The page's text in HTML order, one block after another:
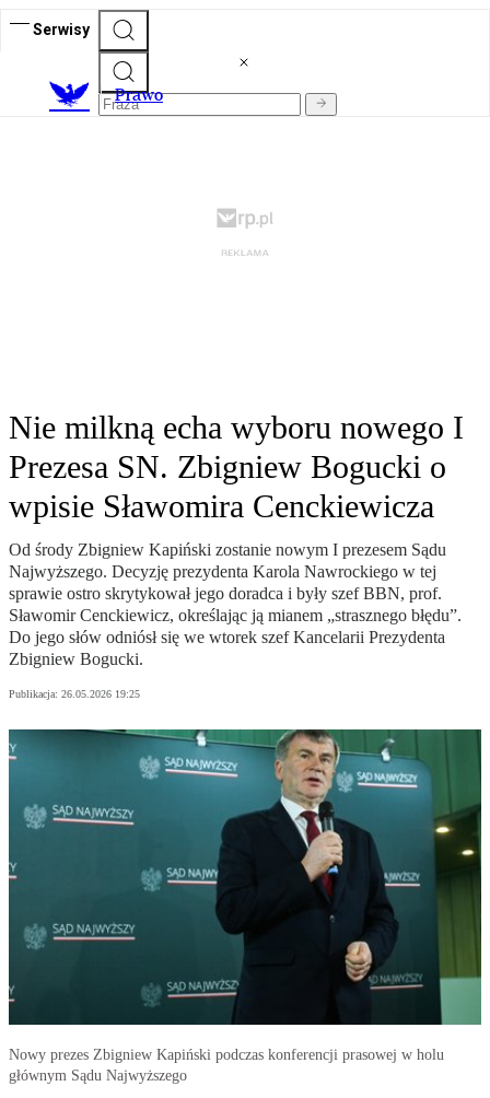
Serwisy
Prawo
Nie milkną echa wyboru nowego I
Prezesa SN. Zbigniew Bogucki o
wpisie Sławomira Cenckiewicza
Od środy Zbigniew Kapiński zostanie nowym I prezesem Sądu
Najwyższego. Decyzję prezydenta Karola Nawrockiego w tej
sprawie ostro skrytykował jego doradca i były szef BBN, prof.
Sławomir Cenckiewicz, określając ją mianem „strasznego błędu”.
Do jego słów odniósł się we wtorek szef Kancelarii Prezydenta
Zbigniew Bogucki.
Publikacja: 26.05.2026 19:25
Nowy prezes Zbigniew Kapiński podczas konferencji prasowej w holu
głównym Sądu Najwyższego